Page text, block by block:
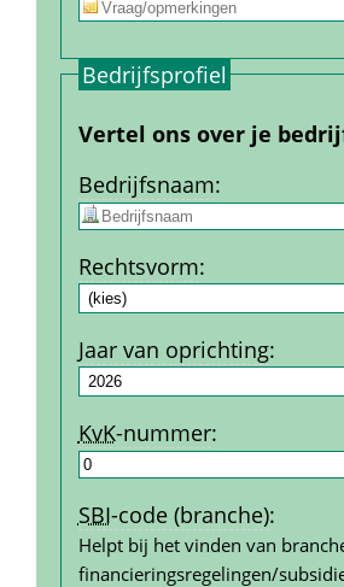
Bedrijfs­profiel
Vertel ons over je
Bedrijfs­naam:
Rechtsvorm:
Jaar van oprichting:
KvK-nummer:
SBI-code (branche):
Helpt bij het vinden van
financierings­regelingen/